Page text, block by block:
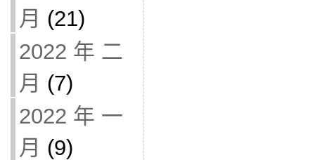
月 (21)
2022 年 二
月 (7)
2022 年 一
月 (9)